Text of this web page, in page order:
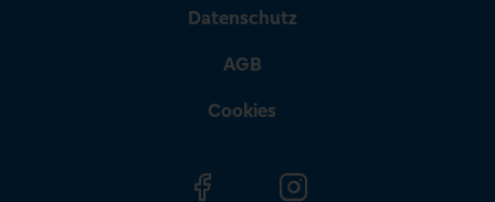
Datenschutz
AGB
Cookies